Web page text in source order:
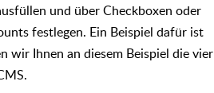
und über Checkboxen oder
festlegen. Ein Beispiel dafür ist
wir Ihnen an diesem Beispiel die vier